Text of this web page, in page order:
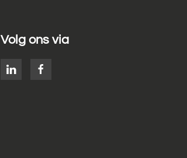
Volg ons via